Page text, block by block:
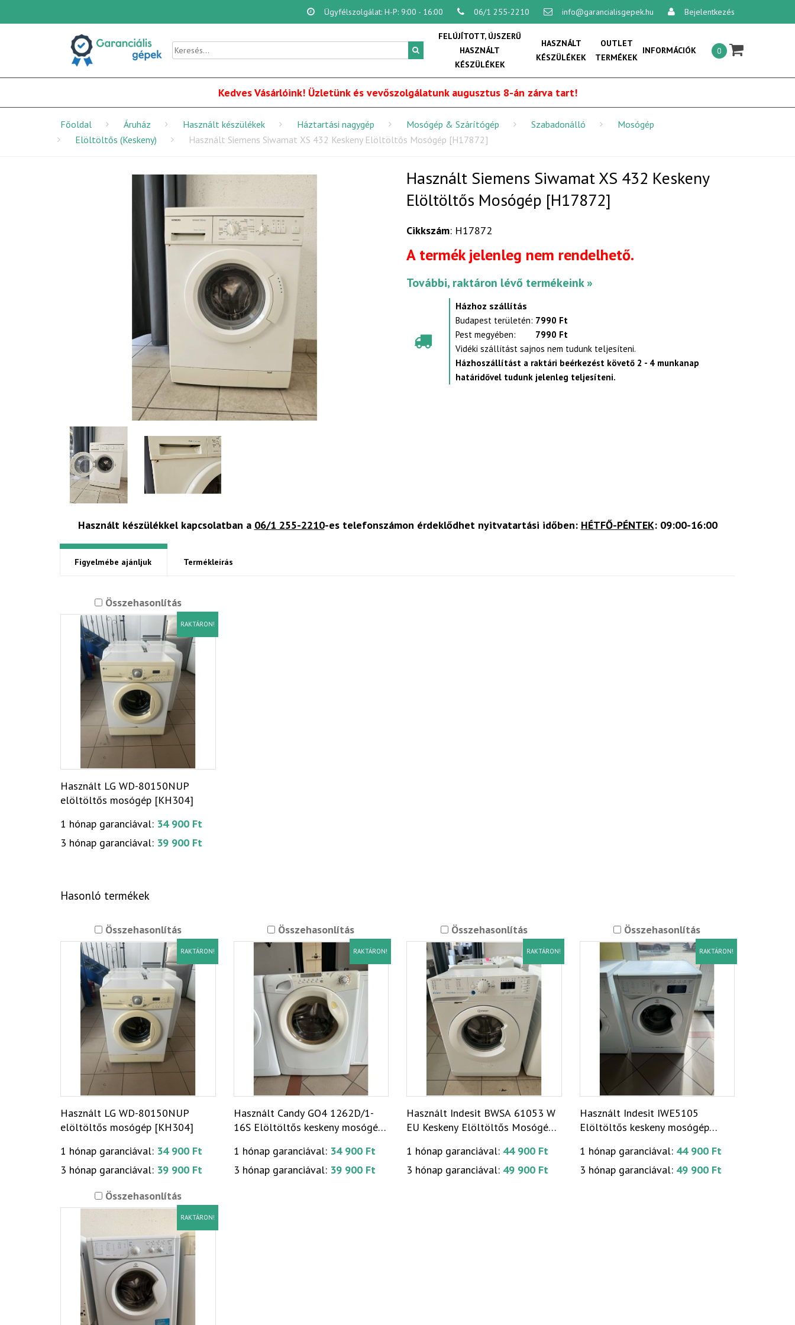
Ügyfélszolgálat: H-P: 9:00 - 16:00 06/1 255-2210 info@garancialisgepek.hu Bejelentkezés
×
0
FELÚJÍTOTT, ÚJSZERŰ
HASZNÁLT
KÉSZÜLÉKEK
HASZNÁLT
KÉSZÜLÉKEK
OUTLET
TERMÉKEK
INFORMÁCIÓK
Általános szerződési feltételek:
Vásárlási feltételek
Szállítási feltételek
Online vitarendezési platform
Kedves Vásárlóink! Üzletünk és vevőszolgálatunk augusztus 8-án zárva tart!
Főoldal Áruház Használt készülékek Háztartási nagygép Mosógép & Szárítógép Szabadonálló
Mosógép
Elöltöltős (Keskeny)
Használt Siemens Siwamat XS 432 Keskeny Elöltöltős Mosógép [H17872]
Használt Siemens Siwamat XS 432 Keskeny
Elöltöltős Mosógép [H17872]
Cikkszám: H17872
A termék jelenleg nem rendelhető.
További, raktáron lévő termékeink »
Házhoz szállítás
Budapest területén: 7990 Ft
Pest megyében:
7990 Ft
Vidéki szállítást sajnos nem tudunk teljesíteni.
Házhoszállítást a raktári beérkezést követő 2 - 4 munkanap
határidővel tudunk jelenleg teljesíteni.
Használt készülékkel kapcsolatban a 06/1 255-2210-es telefonszámon érdeklődhet nyitvatartási időben: HÉTFŐ-PÉNTEK: 09:00-16:00
Figyelmébe ajánljuk Termékleírás
Összehasonlítás
RAKTÁRON!
Használt LG WD-80150NUP
elöltöltős mosógép [KH304]
1 hónap garanciával: 34 900 Ft
3 hónap garanciával: 39 900 Ft
Hasonló termékek
Összehasonlítás
RAKTÁRON!
Használt LG WD-80150NUP
elöltöltős mosógép [KH304]
1 hónap garanciával: 34 900 Ft
3 hónap garanciával: 39 900 Ft
Összehasonlítás
RAKTÁRON!
Használt Candy GO4 1262D/1-
16S Elöltöltős keskeny mosógép
1 hónap garanciával: 34 900 Ft
3 hónap garanciával: 39 900 Ft
Összehasonlítás
RAKTÁRON!
Használt Indesit BWSA 61053 W
EU Keskeny Elöltöltős Mosógép
1 hónap garanciával: 44 900 Ft
3 hónap garanciával: 49 900 Ft
Összehasonlítás
RAKTÁRON!
Használt Indesit IWE5105
Elöltöltős keskeny mosógép
1 hónap garanciával: 44 900 Ft
3 hónap garanciával: 49 900 Ft
Összehasonlítás
RAKTÁRON!